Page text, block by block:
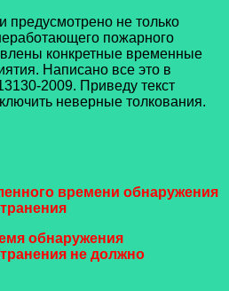
не только
пожарного
конкретные временные
Написано все это в
2009. Приведу текст
неверные толкования.
времени обнаружения
обнаружения
не должно